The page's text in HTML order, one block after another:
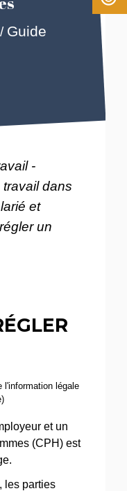
/ Guide
-
dans
et
un
l'information légale
et un
(CPH) est
les parties